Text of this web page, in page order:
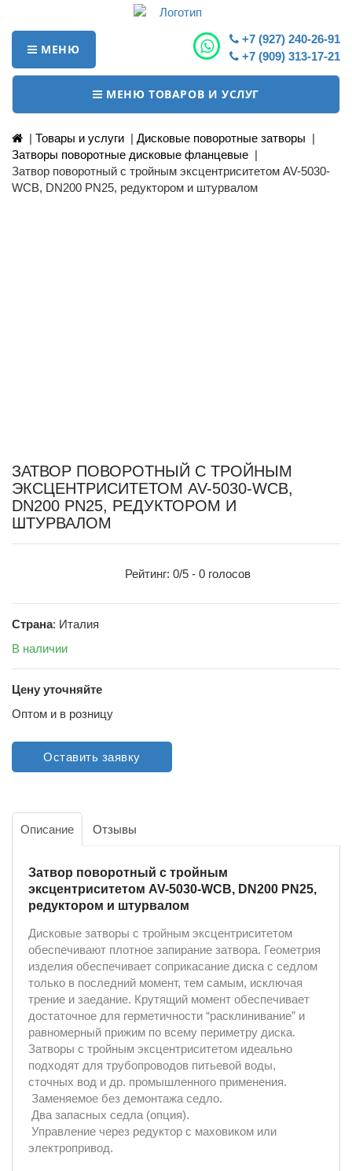
МЕНЮ
+7 (927) 240-26-91
+7 (909) 313-17-21
МЕНЮ ТОВАРОВ И УСЛУГ
| Товары и услуги | Дисковые поворотные затворы |
Затворы поворотные дисковые фланцевые |
Затвор поворотный с тройным эксцентриситетом AV-5030-
WCB, DN200 PN25, редуктором и штурвалом
ЗАТВОР ПОВОРОТНЫЙ С ТРОЙНЫМ
ЭКСЦЕНТРИСИТЕТОМ AV-5030-WCB,
DN200 PN25, РЕДУКТОРОМ И
ШТУРВАЛОМ
Рейтинг: 0/5 - 0 голосов
Страна: Италия
В наличии
Цену уточняйте
Оптом и в розницу
Оставить заявку
Описание Отзывы
Затвор поворотный с тройным
эксцентриситетом AV-5030-WCB, DN200 PN25,
редуктором и штурвалом
Дисковые затворы с тройным эксцентриситетом
обеспечивают плотное запирание затвора. Геометрия
изделия обеспечивает соприкасание диска с седлом
только в последний момент, тем самым, исключая
трение и заедание. Крутящий момент обеспечивает
достаточное для герметичности “расклинивание” и
равномерный прижим по всему периметру диска.
Затворы с тройным эксцентриситетом идеально
подходят для трубопроводов питьевой воды,
сточных вод и др. промышленного применения.
Заменяемое без демонтажа седло.
Два запасных седла (опция).
Управление через редуктор с маховиком или
электропривод.